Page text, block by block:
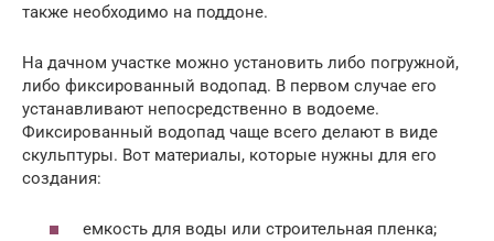
также необходимо на поддоне.
На дачном участке можно установить либо погружной,
либо фиксированный водопад. В первом случае его
устанавливают непосредственно в водоеме.
Фиксированный водопад чаще всего делают в виде
скульптуры. Вот материалы, которые нужны для его
создания:
емкость для воды или строительная пленка;